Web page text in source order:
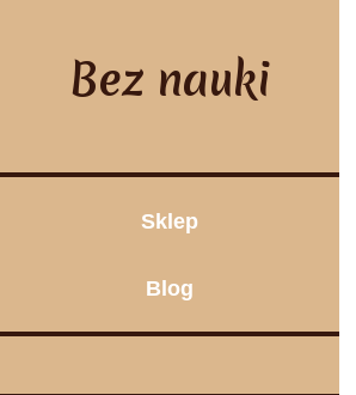
Bez nauki
Sklep
Blog